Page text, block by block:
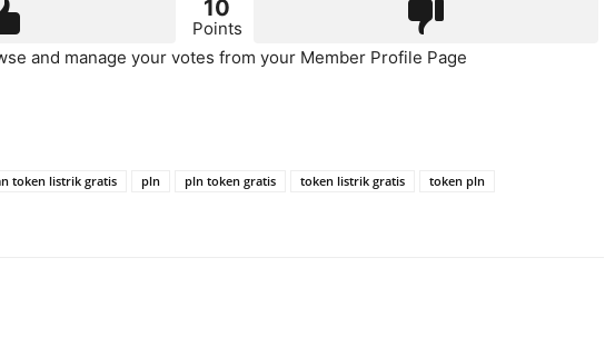
10
Points
and manage your votes from your Member Profile Page
token listrik gratis pln pln token gratis token listrik gratis
token pln